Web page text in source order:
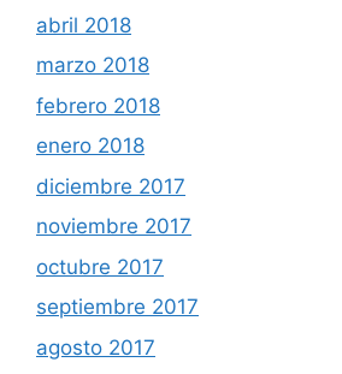
abril 2018
marzo 2018
febrero 2018
enero 2018
diciembre 2017
noviembre 2017
octubre 2017
septiembre 2017
agosto 2017